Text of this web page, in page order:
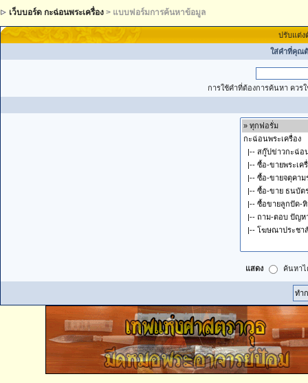
เว็บบอร์ด กะฉ่อนพระเครื่อง > แบบฟอร์มการค้นหาข้อมูล
ปรับแต่ง
ใส่คำที่คุณ
การใช้คำที่ต้องการค้นหา ควร
แสดง ค้นหาไ